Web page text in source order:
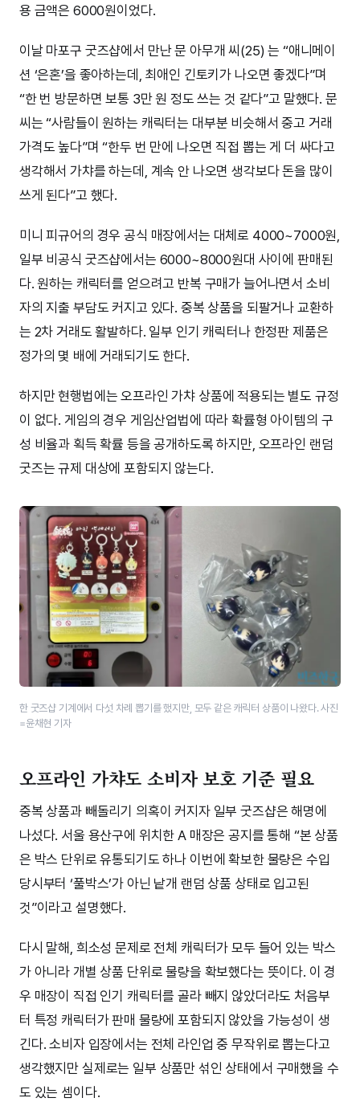
용 금액은 6000원이었다.
이날 마포구 굿즈샵에서 만난 문 아무개 씨(25) 는 “애니메이
션 ‘은혼’을 좋아하는데, 최애인 긴토키가 나오면 좋겠다”며
“한 번 방문하면 보통 3만 원 정도 쓰는 것 같다”고 말했다. 문
씨는 “사람들이 원하는 캐릭터는 대부분 비슷해서 중고 거래
가격도 높다”며 “한두 번 만에 나오면 직접 뽑는 게 더 싸다고
생각해서 가챠를 하는데, 계속 안 나오면 생각보다 돈을 많이
쓰게 된다”고 했다.
미니 피규어의 경우 공식 매장에서는 대체로 4000~7000원,
일부 비공식 굿즈샵에서는 6000~8000원대 사이에 판매된
다. 원하는 캐릭터를 얻으려고 반복 구매가 늘어나면서 소비
자의 지출 부담도 커지고 있다. 중복 상품을 되팔거나 교환하
는 2차 거래도 활발하다. 일부 인기 캐릭터나 한정판 제품은
정가의 몇 배에 거래되기도 한다.
하지만 현행법에는 오프라인 가챠 상품에 적용되는 별도 규정
이 없다. 게임의 경우 게임산업법에 따라 확률형 아이템의 구
성 비율과 획득 확률 등을 공개하도록 하지만, 오프라인 랜덤
굿즈는 규제 대상에 포함되지 않는다.
한 굿즈샵 기계에서 다섯 차례 뽑기를 했지만, 모두 같은 캐릭터 상품이 나왔다. 사진
=윤채현 기자
오프라인 가챠도 소비자 보호 기준 필요
중복 상품과 빼돌리기 의혹이 커지자 일부 굿즈샵은 해명에
나섰다. 서울 용산구에 위치한 A 매장은 공지를 통해 “본 상품
은 박스 단위로 유통되기도 하나 이번에 확보한 물량은 수입
당시부터 ‘풀박스’가 아닌 낱개 랜덤 상품 상태로 입고된
것”이라고 설명했다.
다시 말해, 희소성 문제로 전체 캐릭터가 모두 들어 있는 박스
가 아니라 개별 상품 단위로 물량을 확보했다는 뜻이다. 이 경
우 매장이 직접 인기 캐릭터를 골라 빼지 않았더라도 처음부
터 특정 캐릭터가 판매 물량에 포함되지 않았을 가능성이 생
긴다. 소비자 입장에서는 전체 라인업 중 무작위로 뽑는다고
생각했지만 실제로는 일부 상품만 섞인 상태에서 구매했을 수
도 있는 셈이다.